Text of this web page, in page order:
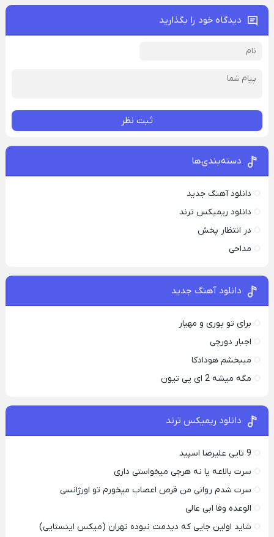
دیدگاه خود را بگذارید
ثبت نظر
دسته‌بندی‌ها
دانلود آهنگ جدید
دانلود ریمیکس ترند
در انتظار پخش
مداحی
دانلود آهنگ جدید
برای تو پوری و مهیار
اجبار دورچی
میبخشم هودادکا
مگه میشه 2 ای پی تیون
دانلود ریمیکس ترند
9 تایی علیرضا اسپید
سرت بالاعه یا نه هرچی میخواستی داری
سرت شدم روانی من قرص اعصاب میخورم تو اورژانسی
الوعده وفا ابی عالی
شاید اولین جایی که دیدمت نبوده تهران (میکس اینستایی)